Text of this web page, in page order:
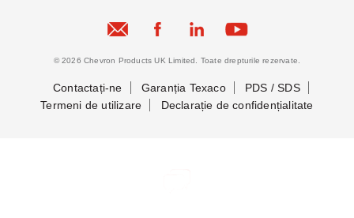
© 2026 Chevron Products UK Limited. Toate drepturile rezervate.
Contactați-ne Garanția Texaco
PDS / SDS
Termeni de utilizare
Declarație de confidențialitate